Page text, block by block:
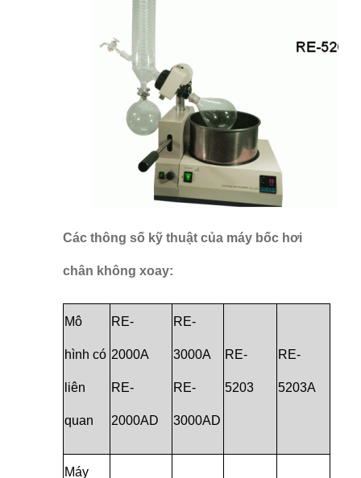
Các thông số kỹ thuật của máy bốc hơi
chân không xoay:
Mô
hình có
liên
quan
RE-
2000A
RE-
2000AD
RE-
3000A
RE-
3000AD
RE-
5203
RE-
5203A
Máy